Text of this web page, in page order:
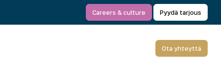
Careers & culture Pyydä tarjous
Ota yhteyttä